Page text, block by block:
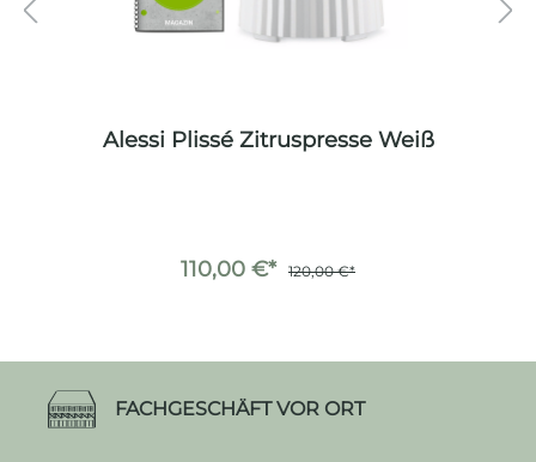
Alessi Plissé Zitruspresse Weiß
110,00 €* 120,00 €*
FACHGESCHÄFT VOR ORT